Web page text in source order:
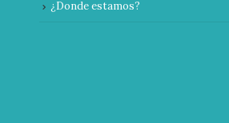
¿Donde estamos?